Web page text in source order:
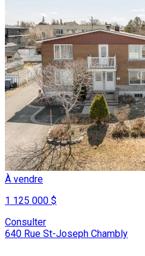
À vendre
1 125 000 $
Consulter
640 Rue St-Joseph Chambly